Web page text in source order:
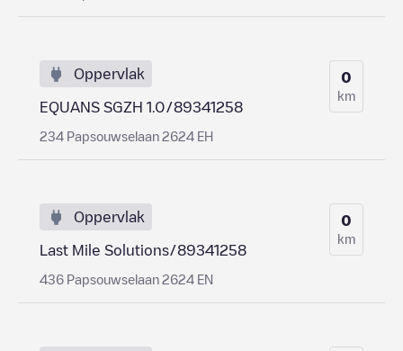
Oppervlak
EQUANS SGZH 1.0/89341258
234 Papsouwselaan 2624 EH
0
km
Oppervlak
Last Mile Solutions/89341258
436 Papsouwselaan 2624 EN
0
km